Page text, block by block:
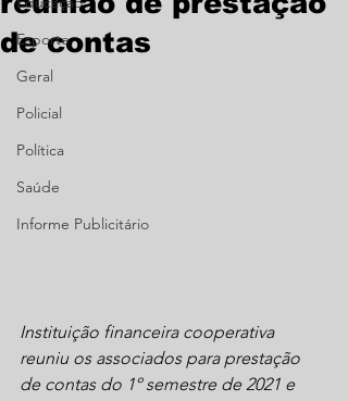
Esporte
Geral
Policial
Política
Saúde
Informe Publicitário
de contas
Instituição financeira cooperativa
reuniu os associados para prestação
de contas do 1º semestre de 2021 e